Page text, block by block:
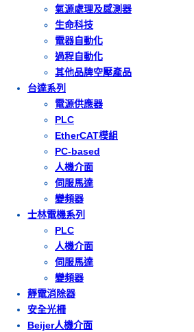
氣源處理及感測器
生命科技
電器自動化
過程自動化
其他品牌空壓產品
台達系列
電源供應器
PLC
EtherCAT模組
PC-based
人機介面
伺服馬達
變頻器
士林電機系列
PLC
人機介面
伺服馬達
變頻器
靜電消除器
安全光柵
Beijer人機介面